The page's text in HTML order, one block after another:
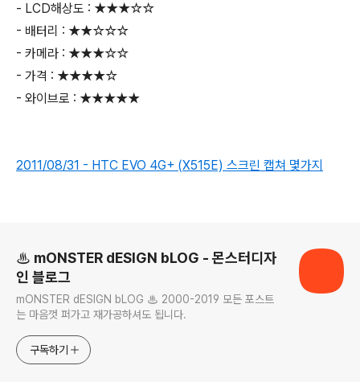
- LCD해상도 : ★★★☆☆
- 배터리 : ★★☆☆☆
- 카메라 : ★★★☆☆
- 가격 : ★★★★☆
- 와이브로 : ★★★★★
2011/08/31 - HTC EVO 4G+ (X515E) 스크린 캡쳐 몇가지
♨ mONSTER dESIGN bLOG - 몬스터디자
인 블로그
mONSTER dESIGN bLOG ♨ 2000-2019 모든 포스트
는 마음껏 퍼가고 재가공하셔도 됩니다.
구독하기